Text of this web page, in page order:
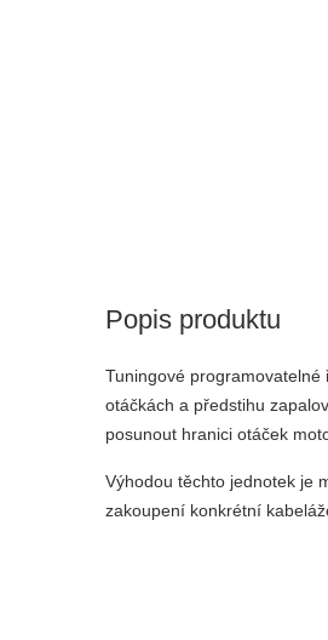
Popis produktu
Tuningové
otáčkách a předstihu
posunout hranici otáček
Výhodou těchto jednotek je
zakoupení konkrétní